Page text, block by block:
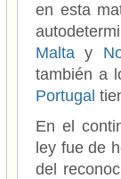
en esta
Malta y
también a
Portugal
En el
ley fue de
del